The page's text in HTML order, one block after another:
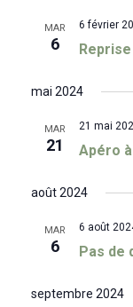
MAR
6
6 février
mai 2024
MAR
21
21 mai
Apéro
août 2024
MAR
6
6 août
Pas de
septembre 2024